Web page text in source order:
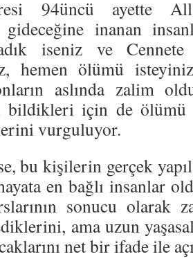
94üncü ayette
inanan
iseniz ve
hemen ölümü
aslında zalim
için de ölümü
vurguluyor.
bu kişilerin gerçek
en bağlı insanlar
sonucu
ama uzun
net bir ifade ile